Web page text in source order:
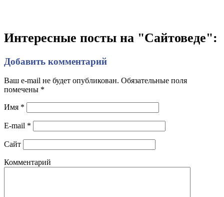
Интересные посты на "Сайтоведе":
Добавить комментарий
Ваш e-mail не будет опубликован. Обязательные поля
помечены *
Имя *
E-mail *
Сайт
Комментарий